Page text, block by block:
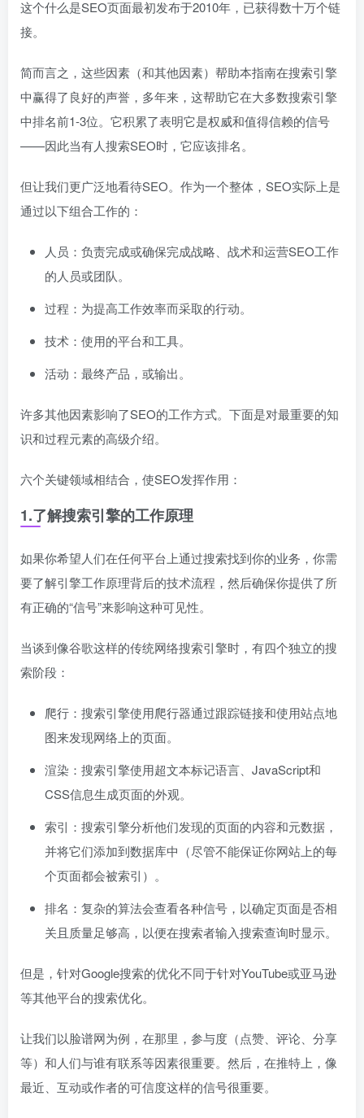
这个什么是SEO页面最初发布于2010年，已获得数十万个链
接。
简而言之，这些因素（和其他因素）帮助本指南在搜索引擎
中赢得了良好的声誉，多年来，这帮助它在大多数搜索引擎
中排名前1-3位。它积累了表明它是权威和值得信赖的信号
——因此当有人搜索SEO时，它应该排名。
但让我们更广泛地看待SEO。作为一个整体，SEO实际上是
通过以下组合工作的：
人员：负责完成或确保完成战略、战术和运营SEO工作
的人员或团队。
过程：为提高工作效率而采取的行动。
技术：使用的平台和工具。
活动：最终产品，或输出。
许多其他因素影响了SEO的工作方式。下面是对最重要的知
识和过程元素的高级介绍。
六个关键领域相结合，使SEO发挥作用：
1.了解搜索引擎的工作原理
如果你希望人们在任何平台上通过搜索找到你的业务，你需
要了解引擎工作原理背后的技术流程，然后确保你提供了所
有正确的“信号”来影响这种可见性。
当谈到像谷歌这样的传统网络搜索引擎时，有四个独立的搜
索阶段：
爬行：搜索引擎使用爬行器通过跟踪链接和使用站点地
图来发现网络上的页面。
渲染：搜索引擎使用超文本标记语言、JavaScript和
CSS信息生成页面的外观。
索引：搜索引擎分析他们发现的页面的内容和元数据，
并将它们添加到数据库中（尽管不能保证你网站上的每
个页面都会被索引）。
排名：复杂的算法会查看各种信号，以确定页面是否相
关且质量足够高，以便在搜索者输入搜索查询时显示。
但是，针对Google搜索的优化不同于针对YouTube或亚马逊
等其他平台的搜索优化。
让我们以脸谱网为例，在那里，参与度（点赞、评论、分享
等）和人们与谁有联系等因素很重要。然后，在推特上，像
最近、互动或作者的可信度这样的信号很重要。